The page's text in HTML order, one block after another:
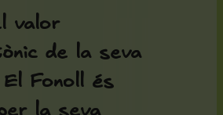
valor
de la seva
Fonoll és